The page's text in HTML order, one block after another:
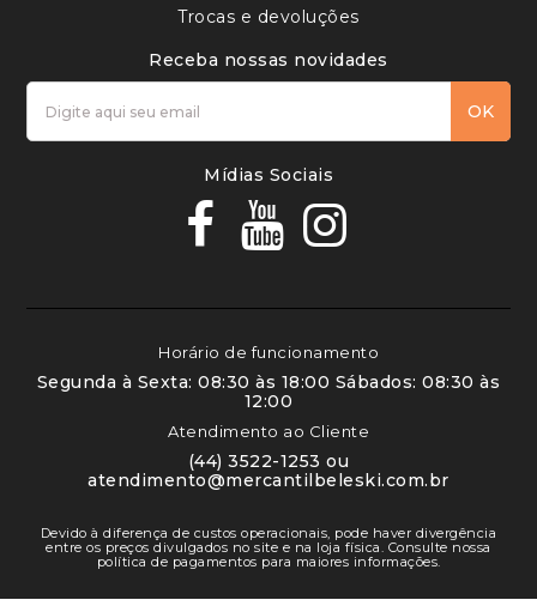
Trocas e devoluções
Receba nossas novidades
OK
Mídias Sociais
Horário de funcionamento
Segunda à Sexta: 08:30 às 18:00 Sábados: 08:30 às
12:00
Atendimento ao Cliente
(44) 3522-1253 ou
atendimento@mercantilbeleski.com.br
Devido à diferença de custos operacionais, pode haver divergência
entre os preços divulgados no site e na loja física. Consulte nossa
política de pagamentos para maiores informações.